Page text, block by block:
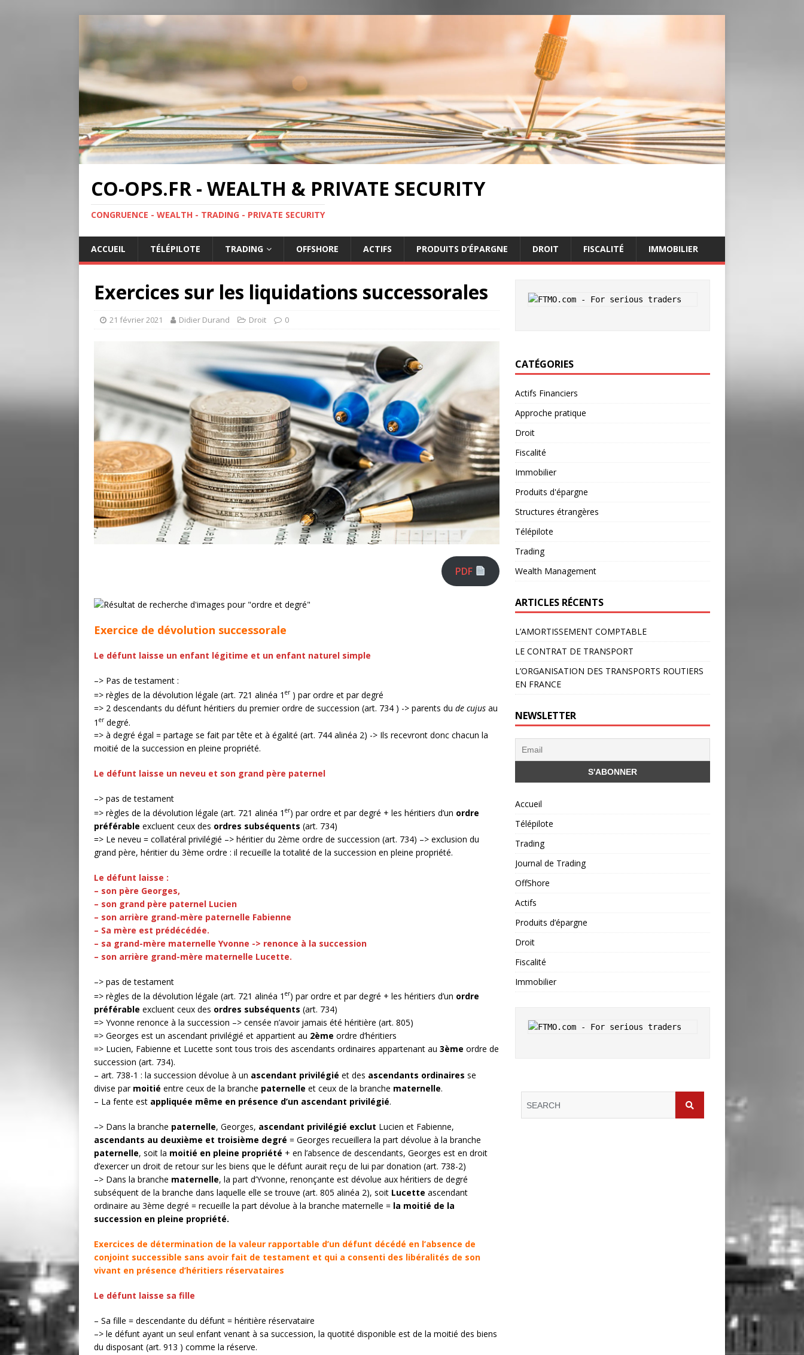
CO-OPS.FR - WEALTH & PRIVATE SECURITY
CONGRUENCE - WEALTH - TRADING - PRIVATE SECURITY
ACCUEIL TÉLÉPILOTE TRADING OFFSHORE ACTIFS PRODUITS D’ÉPARGNE DROIT FISCALITÉ IMMOBILIER
Exercices sur les liquidations successorales
21 février 2021 Didier Durand Droit 0
PDF
Exercice de dévolution successorale
Le défunt laisse un enfant légitime et un enfant naturel simple
–> Pas de testament :
=> règles de la dévolution légale (art. 721 alinéa 1 er) par ordre et par degré
=> 2 descendants du défunt héritiers du premier ordre de succession (art. 734 ) -> parents du de cujus au
1 erdegré.
=> à degré égal = partage se fait par tête et à égalité (art. 744 alinéa 2) -> Ils recevront donc chacun la
moitié de la succession en pleine propriété.
Le défunt laisse un neveu et son grand père paternel
–> pas de testament
=> règles de la dévolution légale (art. 721 alinéa 1 er) par ordre et par degré + les héritiers d’un ordre
préférable excluent ceux des ordres subséquents (art. 734)
=> Le neveu = collatéral privilégié –> héritier du 2ème ordre de succession (art. 734) –> exclusion du
grand père, héritier du 3ème ordre : il recueille la totalité de la succession en pleine propriété.
Le défunt laisse :
– son père Georges,
– son grand père paternel Lucien
– son arrière grand-mère paternelle Fabienne
– Sa mère est prédécédée.
– sa grand-mère maternelle Yvonne -> renonce à la succession
– son arrière grand-mère maternelle Lucette.
–> pas de testament
=> règles de la dévolution légale (art. 721 alinéa 1 er) par ordre et par degré + les héritiers d’un ordre
préférable excluent ceux des ordres subséquents (art. 734)
=> Yvonne renonce à la succession –> censée n’avoir jamais été héritière (art. 805)
=> Georges est un ascendant privilégié et appartient au 2ème ordre d’héritiers
=> Lucien, Fabienne et Lucette sont tous trois des ascendants ordinaires appartenant au 3ème ordre de
succession (art. 734).
– art. 738-1 : la succession dévolue à un ascendant privilégié et des ascendants ordinaires se
divise par moitié entre ceux de la branche paternelle et ceux de la branche maternelle.
– La fente est appliquée même en présence d’un ascendant privilégié.
–> Dans la branche paternelle, Georges, ascendant privilégié exclut Lucien et Fabienne,
ascendants au deuxième et troisième degré = Georges recueillera la part dévolue à la branche
paternelle, soit la moitié en pleine propriété + en l’absence de descendants, Georges est en droit
d’exercer un droit de retour sur les biens que le défunt aurait reçu de lui par donation (art. 738-2)
–> Dans la branche maternelle, la part d’Yvonne, renonçante est dévolue aux héritiers de degré
subséquent de la branche dans laquelle elle se trouve (art. 805 alinéa 2), soit Lucette ascendant
ordinaire au 3ème degré = recueille la part dévolue à la branche maternelle = la moitié de la
succession en pleine propriété.
Exercices de détermination de la valeur rapportable d’un défunt décédé en l’absence de
conjoint successible sans avoir fait de testament et qui a consenti des libéralités de son
vivant en présence d’héritiers réservataires
Le défunt laisse sa fille
– Sa fille = descendante du défunt = héritière réservataire
–> le défunt ayant un seul enfant venant à sa succession, la quotité disponible est de la moitié des biens
du disposant (art. 913 ) comme la réserve.
CATÉGORIES
Actifs Financiers
Approche pratique
Droit
Fiscalité
Immobilier
Produits d'épargne
Structures étrangères
Télépilote
Trading
Wealth Management
ARTICLES RÉCENTS
L’AMORTISSEMENT COMPTABLE
LE CONTRAT DE TRANSPORT
L’ORGANISATION DES TRANSPORTS ROUTIERS
EN FRANCE
NEWSLETTER
Accueil
Télépilote
Trading
Journal de Trading
OffShore
Actifs
Produits d’épargne
Droit
Fiscalité
Immobilier